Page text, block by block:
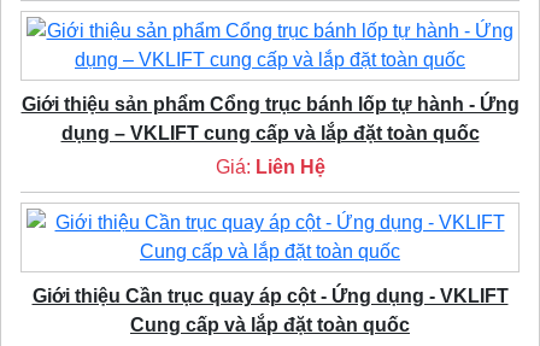
Giới thiệu sản phẩm Cổng trục bánh lốp tự hành - Ứng
dụng – VKLIFT cung cấp và lắp đặt toàn quốc
Giá: Liên Hệ
Giới thiệu Cần trục quay áp cột - Ứng dụng - VKLIFT
Cung cấp và lắp đặt toàn quốc